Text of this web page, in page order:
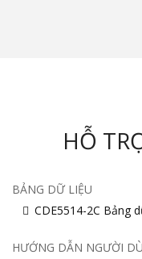
HỖ
BẢNG DỮ LIỆU
CDE5514-2C Bảng
HƯỚNG DẪN NGƯỜI